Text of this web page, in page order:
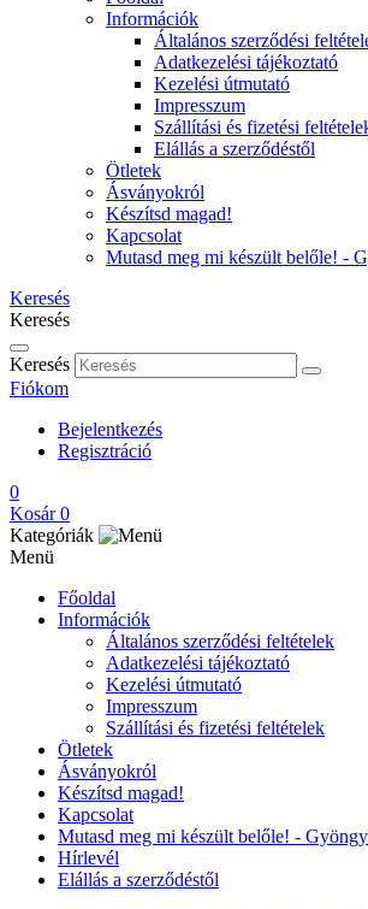
Információk
Általános szerződési
Adatkezelési tájékoztató
Kezelési útmutató
Impresszum
Szállítási és fizetési
Elállás a szerződéstől
Ötletek
Ásványokról
Készítsd magad!
Kapcsolat
Mutasd meg mi készült belőle! -
Keresés
Keresés
Keresés
Fiókom
Bejelentkezés
Regisztráció
0
Kosár 0
Kategóriák
Menü
Főoldal
Információk
Általános szerződési feltételek
Adatkezelési tájékoztató
Kezelési útmutató
Impresszum
Szállítási és fizetési feltételek
Ötletek
Ásványokról
Készítsd magad!
Kapcsolat
Mutasd meg mi készült belőle! -
Hírlevél
Elállás a szerződéstől